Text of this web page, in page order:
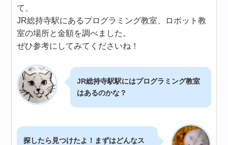
て、
JR総持寺駅にあるプログラミング教室、ロボット教
室の場所と金額を調べました。
ぜひ参考にしてみてくださいね！
JR総持寺駅駅にはプログラミング教室
はあるのかな？
探したら見つけたよ！まずはどんなス